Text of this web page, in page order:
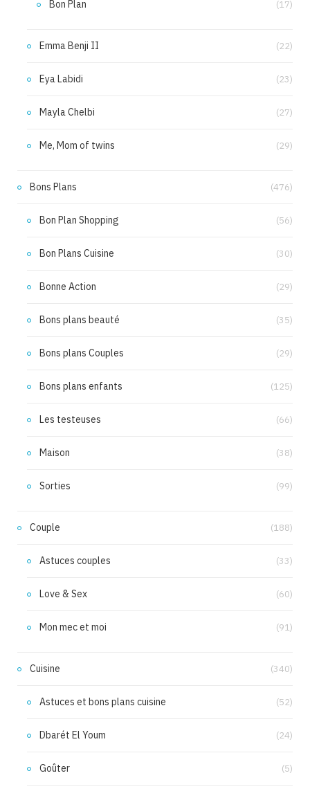
Bon Plan (17)
Emma Benji II (22)
Eya Labidi (23)
Mayla Chelbi (27)
Me, Mom of twins (29)
Bons Plans (476)
Bon Plan Shopping (56)
Bon Plans Cuisine (30)
Bonne Action (29)
Bons plans beauté (35)
Bons plans Couples (29)
Bons plans enfants (125)
Les testeuses (66)
Maison (38)
Sorties (99)
Couple (188)
Astuces couples (33)
Love & Sex (60)
Mon mec et moi (91)
Cuisine (340)
Astuces et bons plans cuisine (52)
Dbarét El Youm (24)
Goûter (5)